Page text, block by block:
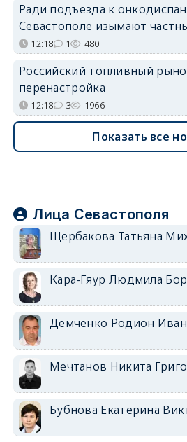
Ради подъезда к
Севастополе изымают
12:18 1 480
Российский топливный
перенастройка
12:18 3 1966
Показать все
Лица Севастополя
Щербакова Татьяна
Кара-Гяур Людмила
Демченко Родион
Мечтанов Никита
Бубнова Екатерина